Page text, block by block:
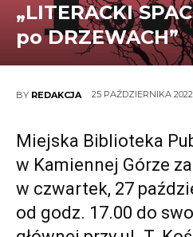
„LITERACKI
po DRZEWACH”
BY REDAKCJA 25 PAŹDZIERNIKA 2022
Miejska Biblioteka
w Kamiennej Górze
w czwartek, 27
od godz. 17.00 do